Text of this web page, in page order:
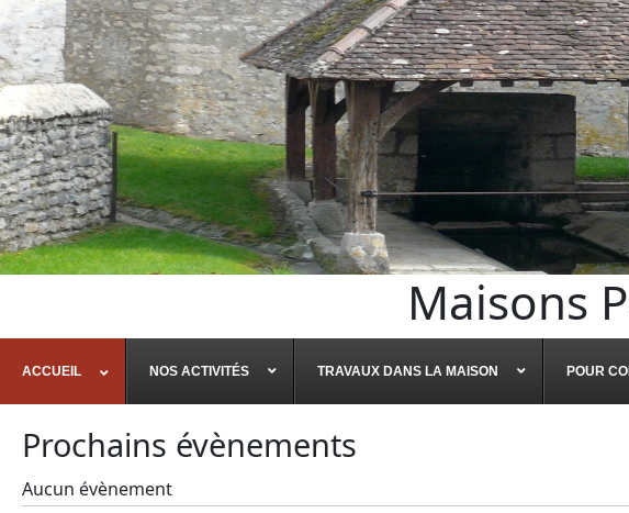
Maisons
ACCUEIL NOS ACTIVITÉS TRAVAUX DANS LA MAISON POUR
Prochains évènements
Aucun évènement